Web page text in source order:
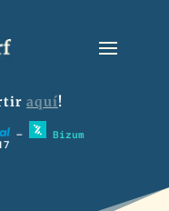
aquí!
– Bizum